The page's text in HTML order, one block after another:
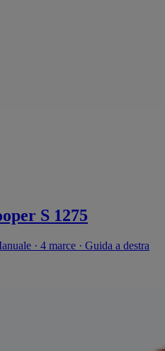
S 1275
· 4 marce · Guida a destra